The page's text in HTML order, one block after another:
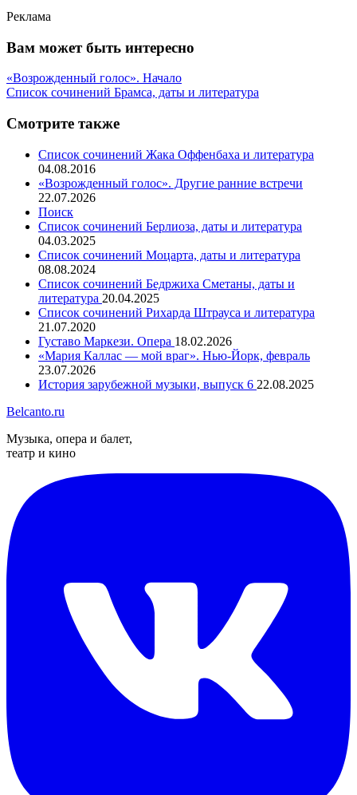
Реклама
Вам может быть интересно
«Возрожденный голос». Начало
Список сочинений Брамса, даты и литература
Смотрите также
Список сочинений Жака Оффенбаха и литература
04.08.2016
«Возрожденный голос». Другие ранние встречи
22.07.2026
Поиск
Список сочинений Берлиоза, даты и литература
04.03.2025
Список сочинений Моцарта, даты и литература
08.08.2024
Список сочинений Бедржиха Сметаны, даты и
литература 20.04.2025
Список сочинений Рихарда Штрауса и литература
21.07.2020
Густаво Маркези. Опера 18.02.2026
«Мария Каллас — мой враг». Нью-Йорк, февраль
23.07.2026
История зарубежной музыки, выпуск 6 22.08.2025
Belcanto.ru
Музыка, опера и балет,
театр и кино